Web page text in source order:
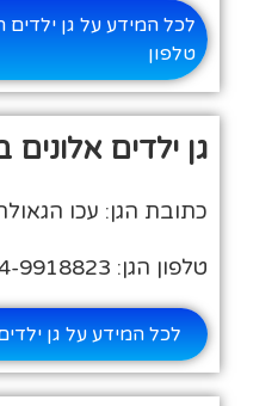
לכל המידע על גן ילדים
טלפון
גן ילדים אלונים
כתובת הגן: עכו הגאולה
טלפון הגן: 04-9918823
לכל המידע על גן ילדים